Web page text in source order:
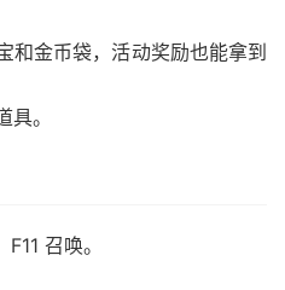
和金币袋，活动奖励也能拿到
。
召唤。